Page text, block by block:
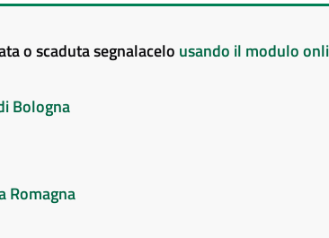
o scaduta segnalacelo usando il modulo
Bologna
Romagna